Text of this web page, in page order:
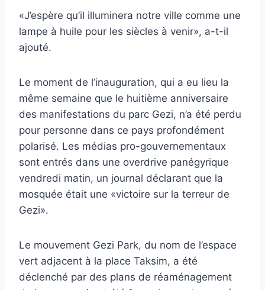
«J’espère qu’il illuminera notre ville comme une
lampe à huile pour les siècles à venir», a-t-il
ajouté.
Le moment de l’inauguration, qui a eu lieu la
même semaine que le huitième anniversaire
des manifestations du parc Gezi, n’a été perdu
pour personne dans ce pays profondément
polarisé. Les médias pro-gouvernementaux
sont entrés dans une overdrive panégyrique
vendredi matin, un journal déclarant que la
mosquée était une «victoire sur la terreur de
Gezi».
Le mouvement Gezi Park, du nom de l’espace
vert adjacent à la place Taksim, a été
déclenché par des plans de réaménagement